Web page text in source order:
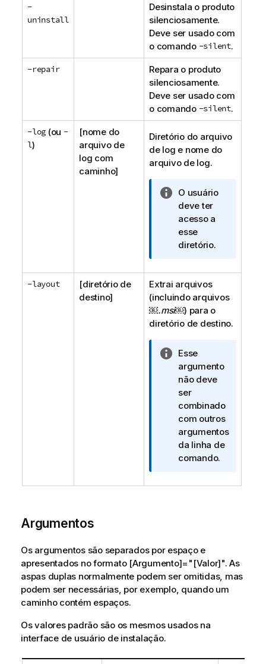
-
uninstall
Desinstala o produto
silenciosamente.
Deve ser usado com
o comando -silent.
-repair
Repara o produto
silenciosamente.
Deve ser usado com
o comando -silent.
-log (ou -
l)
[nome do
arquivo de
log com
caminho]
Diretório do arquivo
de log e nome do
arquivo de log.
N
o
t
a
i
f
o
r
m
a
i
v
a
O usuário
deve ter
acesso a
esse
diretório.
-layout
[diretório de
destino]
Extrai arquivos
(incluindo arquivos
￼.msi￼) para o
diretório de destino.
N
o
t
a
i
n
f
o
r
a
Esse
argumento
não deve
ser
combinado
com outros
argumentos
da linha de
comando.
Argumentos
Os argumentos são separados por espaço e
apresentados no formato [Argumento]="[Valor]". As
aspas duplas normalmente podem ser omitidas, mas
podem ser necessárias, por exemplo, quando um
caminho contém espaços.
Os valores padrão são os mesmos usados na
interface de usuário de instalação.